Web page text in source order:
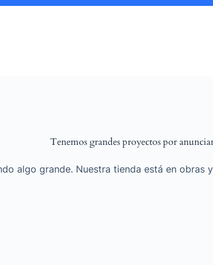
Tenemos grandes proyectos por
algo grande. Nuestra tienda está en obras